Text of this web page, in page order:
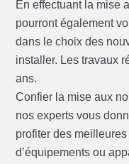
En effectuant la mise
pourront également
dans le choix des
installer. Les travaux
ans.
Confier la mise aux
nos experts vous
profiter des
d’équipements ou